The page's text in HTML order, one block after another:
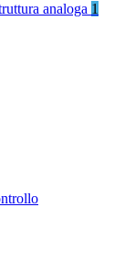
analoga 1